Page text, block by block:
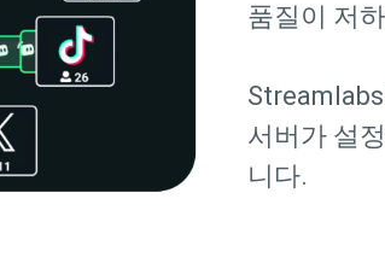
품질이 저
서버가 설
니다.